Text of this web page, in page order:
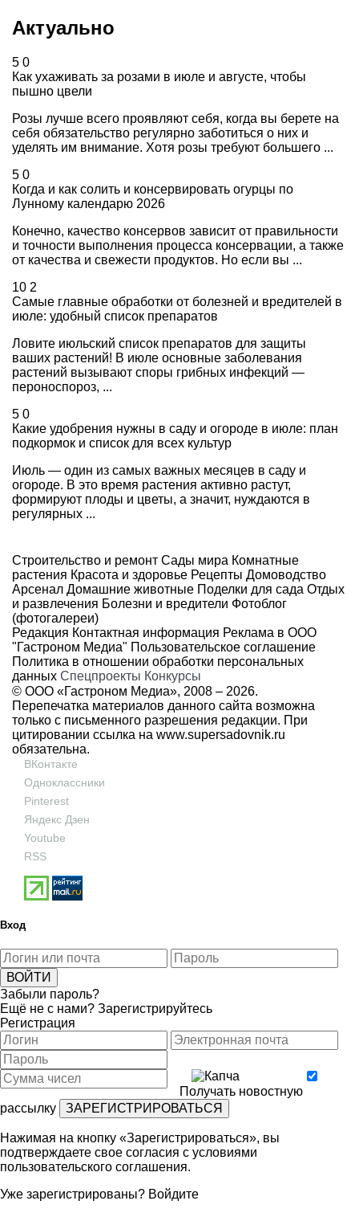
Актуально
5 0
Как ухаживать за розами в июле и августе, чтобы
пышно цвели
Розы лучше всего проявляют себя, когда вы берете на
себя обязательство регулярно заботиться о них и
уделять им внимание. Хотя розы требуют большего ...
5 0
Когда и как солить и консервировать огурцы по
Лунному календарю 2026
Конечно, качество консервов зависит от правильности
и точности выполнения процесса консервации, а также
от качества и свежести продуктов. Но если вы ...
10 2
Самые главные обработки от болезней и вредителей в
июле: удобный список препаратов
Ловите июльский список препаратов для защиты
ваших растений! В июле основные заболевания
растений вызывают споры грибных инфекций —
пероноспороз, ...
5 0
Какие удобрения нужны в саду и огороде в июле: план
подкормок и список для всех культур
Июль — один из самых важных месяцев в саду и
огороде. В это время растения активно растут,
формируют плоды и цветы, а значит, нуждаются в
регулярных ...
Строительство и ремонт Сады мира Комнатные
растения Красота и здоровье Рецепты Домоводство
Арсенал Домашние животные Поделки для сада Отдых
и развлечения Болезни и вредители Фотоблог
(фотогалереи)
Редакция Контактная информация Реклама в ООО
"Гастроном Медиа" Пользовательское соглашение
Политика в отношении обработки персональных
данных Спецпроекты Конкурсы
© ООО «Гастроном Медиа», 2008 – 2026.
Перепечатка материалов данного сайта возможна
только с письменного разрешения редакции. При
цитировании ссылка на www.supersadovnik.ru
обязательна.
ВКонтакте
Одноклассники
Pinterest
Яндекс Дзен
Youtube
RSS
Вход
Забыли пароль?
Ещё не с нами? Зарегистрируйтесь
Регистрация
Получать новостную
рассылку
Нажимая на кнопку «Зарегистрироваться», вы
подтверждаете свое согласия с условиями
пользовательского соглашения.
Уже зарегистрированы? Войдите